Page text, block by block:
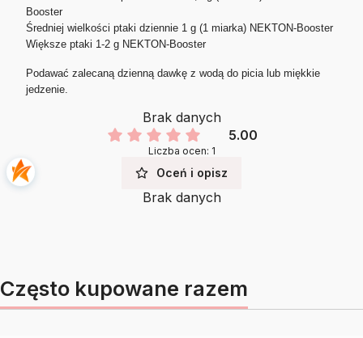
Booster
Średniej wielkości ptaki dziennie 1 g (1 miarka) NEKTON-Booster
Większe ptaki 1-2 g NEKTON-Booster
Podawać zalecaną dzienną dawkę z wodą do picia lub miękkie
jedzenie.
Brak danych
5.00
Liczba ocen: 1
Oceń i opisz
Brak danych
Często kupowane razem